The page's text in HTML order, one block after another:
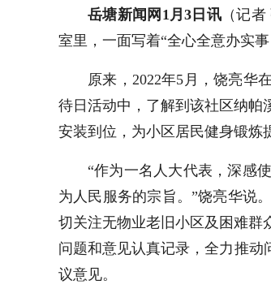
岳塘新闻网 1月3日讯 （记
室里，一面写着“全心全意办实
原来，2022年5月，饶亮华
待日活动中，了解到该社区纳帕
安装到位，为小区居民健身锻炼
“作为一名人大代表，深感
为人民服务的宗旨。”饶亮华说
切关注无物业老旧小区及困难群
问题和意见认真记录，全力推动
议意见。